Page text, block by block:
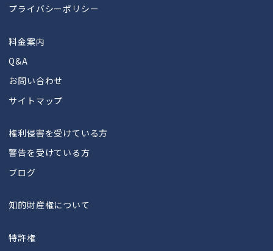
プライバシーポリシー
料金案内
Q&A
お問い合わせ
サイトマップ
権利侵害を受けている方
警告を受けている方
ブログ
知的財産権について
特許権